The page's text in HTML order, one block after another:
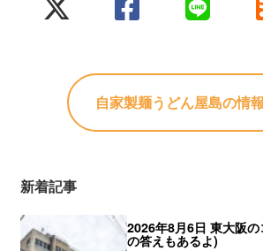
自家製麺うどん屋島の情報
新着記事
2026年8月6日 東大阪
の答えもあるよ)